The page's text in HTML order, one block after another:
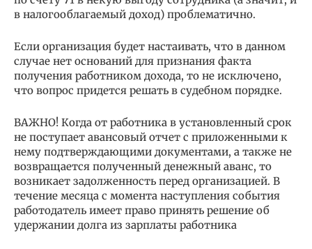
в налогооблагаемый доход) проблематично.
Если организация будет настаивать, что в данном
случае нет оснований для признания факта
получения работником дохода, то не исключено,
что вопрос придется решать в судебном порядке.
ВАЖНО! Когда от работника в установленный срок
не поступает авансовый отчет с приложенными к
нему подтверждающими документами, а также не
возвращается полученный денежный аванс, то
возникает задолженность перед организацией. В
течение месяца с момента наступления события
работодатель имеет право принять решение об
удержании долга из зарплаты работника